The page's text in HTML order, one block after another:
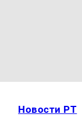
Новости РТ